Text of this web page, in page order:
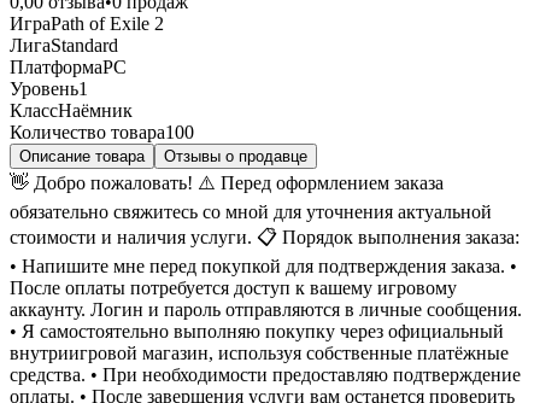
ИграPath of Exile 2
ЛигаStandard
ПлатформаPC
Уровень1
КлассНаёмник
Количество товара100
Описание товара Отзывы о продавце
👋 Добро пожаловать! ⚠️ Перед оформлением заказа
обязательно свяжитесь со мной для уточнения актуальной
стоимости и наличия услуги. 📋 Порядок выполнения заказа:
• Напишите мне перед покупкой для подтверждения заказа. •
После оплаты потребуется доступ к вашему игровому
аккаунту. Логин и пароль отправляются в личные сообщения.
• Я самостоятельно выполняю покупку через официальный
внутриигровой магазин, используя собственные платёжные
средства. • При необходимости предоставляю подтверждение
оплаты. • После завершения услуги вам останется проверить